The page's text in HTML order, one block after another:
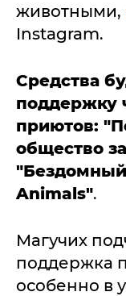
животными,
Instagram.
Средства
поддержку
приютов:
общество
Animals".
Магучих
поддержка
особенно в